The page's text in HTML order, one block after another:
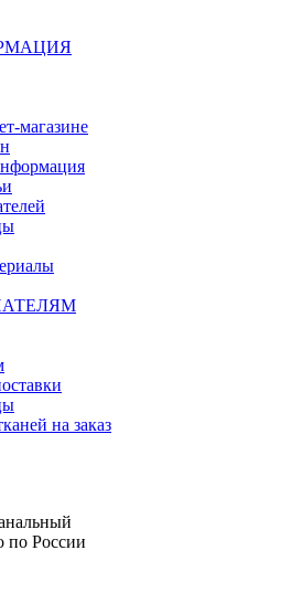
магазине
на заказ
по России